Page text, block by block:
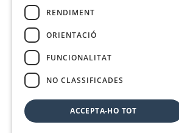
RENDIMENT
ORIENTACIÓ
FUNCIONALITAT
NO CLASSIFICADES
ACCEPTA-HO TOT